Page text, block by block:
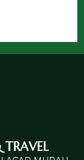
TRAVEL